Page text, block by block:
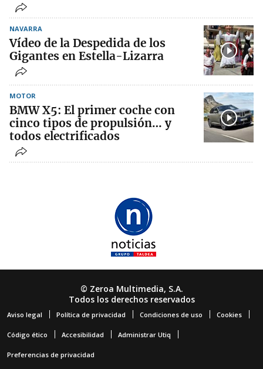
NAVARRA
Vídeo de la Despedida de los
Gigantes en Estella-Lizarra
MOTOR
BMW X5: El primer coche con
cinco tipos de propulsión… y
todos electrificados
© Zeroa Multimedia, S.A.
Todos los derechos reservados
Aviso legal Política de privacidad Condiciones de uso Cookies
Código ético Accesibilidad Administrar Utiq
Preferencias de privacidad